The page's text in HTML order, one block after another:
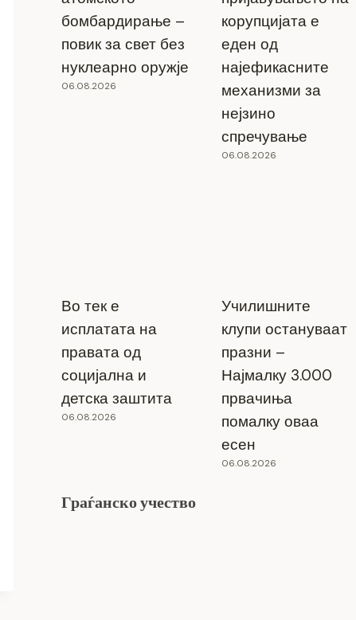
бомбардирање –
повик за свет без
нуклеарно оружје
06.08.2026
корупцијата е
еден од
најефикасните
механизми за
нејзино
спречување
06.08.2026
Во тек е
исплатата на
правата од
социјална и
детска заштита
06.08.2026
Училишните
клупи остануваат
празни –
Најмалку 3.000
првачиња
помалку оваа
есен
06.08.2026
Граѓанско учество